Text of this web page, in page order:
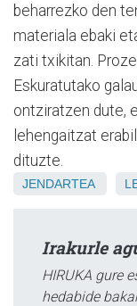
beharrezko den
materiala ebaki
zati txikitan.
Eskuratutako
ontziratzen dute,
lehengaitzat
dituzte.
JENDARTEA
Irakurle
HIRUKA gure
hedabide